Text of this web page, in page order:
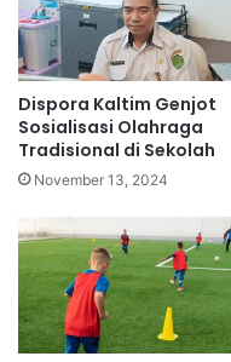
Dispora Kaltim Genjot
Sosialisasi Olahraga
Tradisional di Sekolah
November 13, 2024